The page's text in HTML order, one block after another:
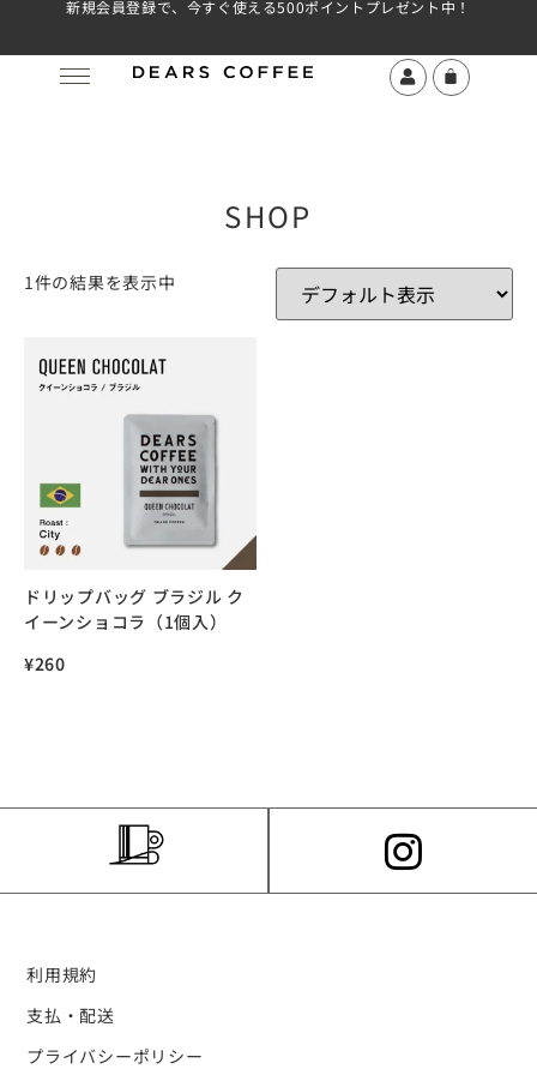
新規会員登録で、今すぐ使える500ポイントプレゼント中！
SHOP
1件の結果を表示中
ドリップバッグ ブラジル ク
イーンショコラ（1個入）
¥260
利用規約
支払・配送
プライバシーポリシー